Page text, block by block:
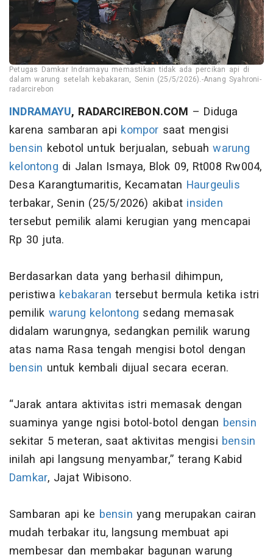
Petugas Damkar Indramayu memastikan tidak ada percikan api di
dalam warung setelah kebakaran, Senin (25/5/2026).-Anang Syahroni-
radarcirebon
INDRAMAYU, RADARCIREBON.COM – Diduga
karena sambaran api kompor saat mengisi
bensin kebotol untuk berjualan, sebuahwarung
kelontong di Jalan Ismaya, Blok 09, Rt008 Rw004,
Desa Karangtumaritis, Kecamatan Haurgeulis
terbakar, Senin (25/5/2026) akibat insiden
tersebut pemilik alami kerugian yang mencapai
Rp 30 juta.
Berdasarkan data yang berhasil dihimpun,
peristiwa kebakaran tersebut bermula ketika istri
pemilik warung kelontong sedang memasak
didalam warungnya, sedangkan pemilik warung
atas nama Rasa tengah mengisi botol dengan
bensin untuk kembali dijual secara eceran.
“Jarak antara aktivitas istri memasak dengan
suaminya yange ngisi botol-botol dengan bensin
sekitar 5 meteran, saat aktivitas mengisi bensin
inilah api langsung menyambar,” terang Kabid
Damkar, Jajat Wibisono.
Sambaran api ke bensin yang merupakan cairan
mudah terbakar itu, langsung membuat api
membesar dan membakar bagunan warung